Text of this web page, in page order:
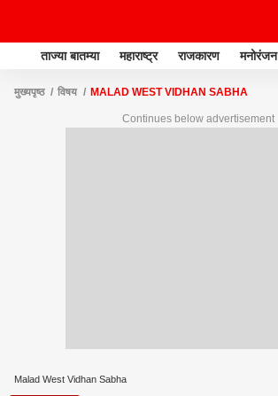
ताज्या बातम्या महाराष्ट्र राजकारण मनोरंजन
मुख्यपृष्ठ विषय MALAD WEST VIDHAN SABHA
Continues below advertisement
Malad West Vidhan Sabha